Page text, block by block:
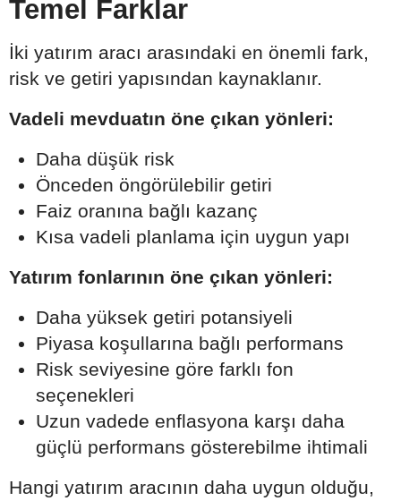
Temel Farklar
İki yatırım aracı arasındaki en önemli fark,
risk ve getiri yapısından kaynaklanır.
Vadeli mevduatın öne çıkan yönleri:
Daha düşük risk
Önceden öngörülebilir getiri
Faiz oranına bağlı kazanç
Kısa vadeli planlama için uygun yapı
Yatırım fonlarının öne çıkan yönleri:
Daha yüksek getiri potansiyeli
Piyasa koşullarına bağlı performans
Risk seviyesine göre farklı fon
seçenekleri
Uzun vadede enflasyona karşı daha
güçlü performans gösterebilme ihtimali
Hangi yatırım aracının daha uygun olduğu,